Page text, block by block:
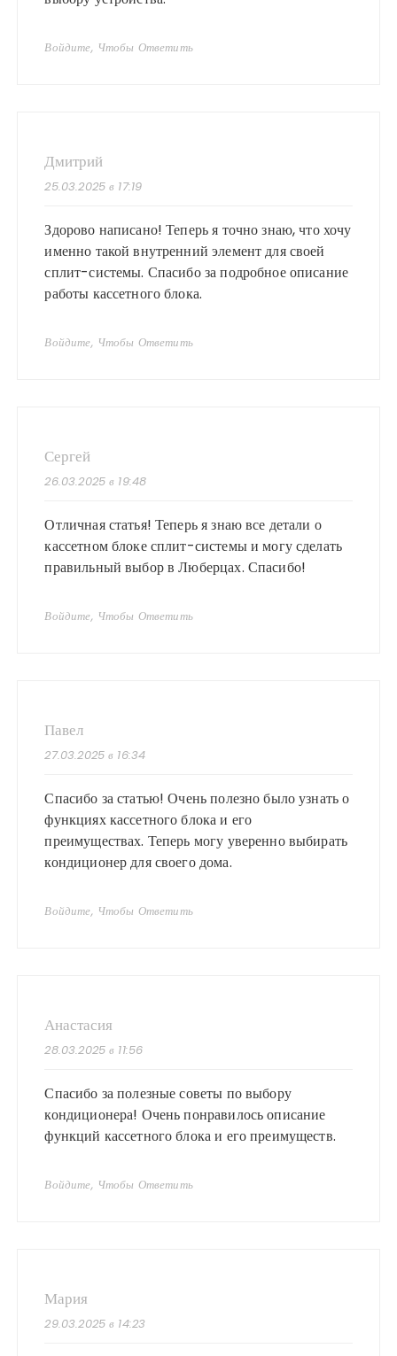
Войдите, Чтобы Ответить
Дмитрий
25.03.2025 в 17:19
Здорово написано! Теперь я точно знаю, что хочу
именно такой внутренний элемент для своей
сплит-системы. Спасибо за подробное описание
работы кассетного блока.
Войдите, Чтобы Ответить
Сергей
26.03.2025 в 19:48
Отличная статья! Теперь я знаю все детали о
кассетном блоке сплит-системы и могу сделать
правильный выбор в Люберцах. Спасибо!
Войдите, Чтобы Ответить
Павел
27.03.2025 в 16:34
Спасибо за статью! Очень полезно было узнать о
функциях кассетного блока и его
преимуществах. Теперь могу уверенно выбирать
кондиционер для своего дома.
Войдите, Чтобы Ответить
Анастасия
28.03.2025 в 11:56
Спасибо за полезные советы по выбору
кондиционера! Очень понравилось описание
функций кассетного блока и его преимуществ.
Войдите, Чтобы Ответить
Мария
29.03.2025 в 14:23